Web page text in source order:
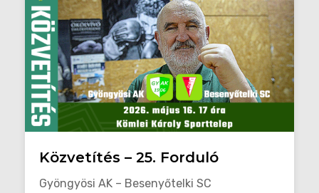
Közvetítés – 25. Forduló
Gyöngyösi AK – Besenyőtelki SC